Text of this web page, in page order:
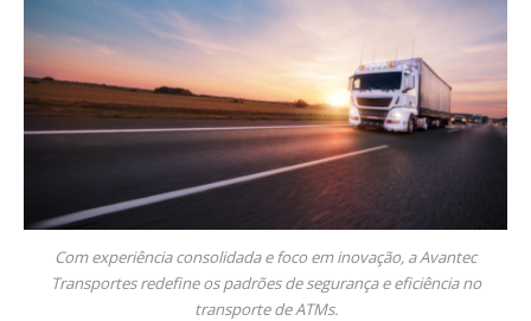
Com experiência consolidada e foco em inovação, a Avantec
Transportes redefine os padrões de segurança e eficiência no
transporte de ATMs.